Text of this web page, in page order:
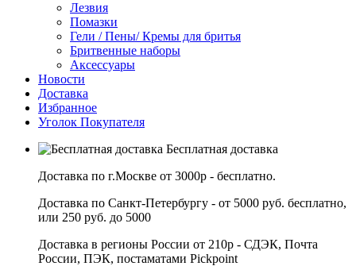
Лезвия
Помазки
Гели / Пены/ Кремы для бритья
Бритвенные наборы
Аксессуары
Новости
Доставка
Избранное
Уголок Покупателя
Бесплатная доставка
Доставка по г.Москве от 3000р - бесплатно.
Доставка по Санкт-Петербургу - от 5000 руб. бесплатно,
или 250 руб. до 5000
Доставка в регионы России от 210р - СДЭК, Почта
России, ПЭК, постаматами Pickpoint